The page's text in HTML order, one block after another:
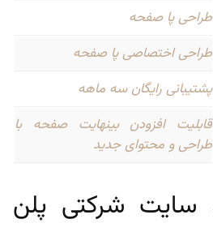
طراحی پا صفحه
طراحی اختصاصی پا صفحه
پشتیبانی رایگان سه ماهه
قابلیت افزودن بینهایت صفحه با
طراحی و محتوای جدید
سایت شرکتی پلن